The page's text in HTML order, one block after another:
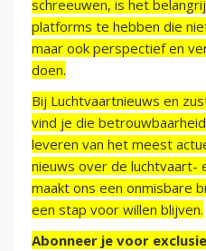
schreeuwen, is het
platforms te hebben die
maar ook perspectief en
doen.
Bij Luchtvaartnieuws en
vind je die
leveren van het meest
nieuws over de luchtvaart-
maakt ons een onmisbare
een stap voor willen blijven.
Abonneer je voor